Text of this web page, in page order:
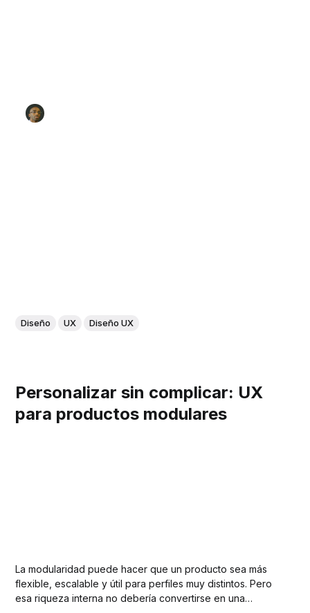
Diseño UX Diseño UX
Personalizar sin complicar: UX
para productos modulares
La modularidad puede hacer que un producto sea más
flexible, escalable y útil para perfiles muy distintos. Pero
esa riqueza interna no debería convertirse en una